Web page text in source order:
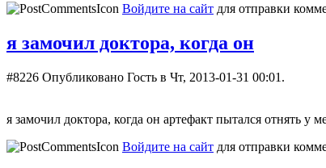
Войдите на сайт для отправки
я замочил доктора, когда он
#8226 Опубликовано Гость в Чт, 2013-01-31 00:01.
я замочил доктора, когда он артефакт пытался отнять у
Войдите на сайт для отправки